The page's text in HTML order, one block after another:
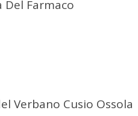
Farmaco
Verbano Cusio Ossola